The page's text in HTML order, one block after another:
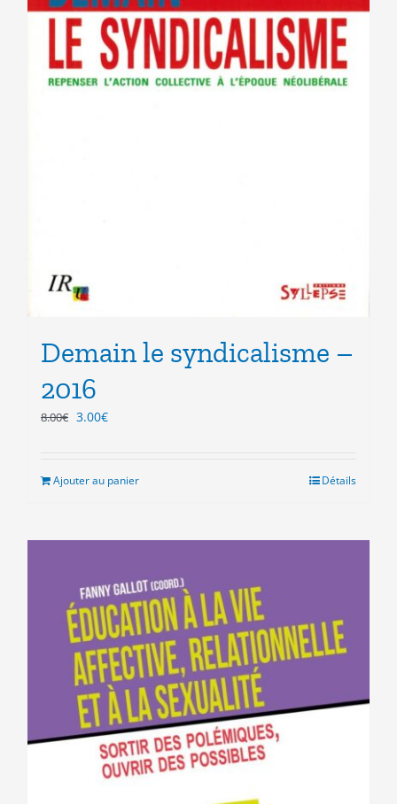
Demain le syndicalisme –
2016
8.00€ Le
était :
3.00€Le
est :
Ajouter au panier Détails